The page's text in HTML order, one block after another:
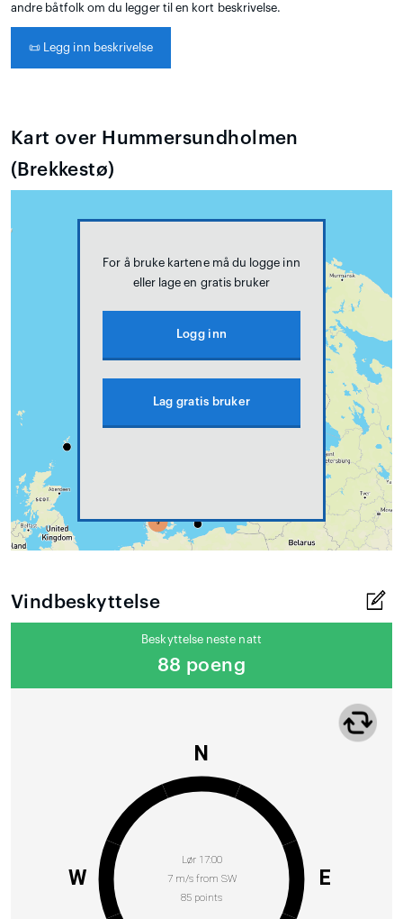
andre båtfolk om du legger til en kort beskrivelse.
📜 Legg inn beskrivelse
Kart over Hummersundholmen
(Brekkestø)
For å bruke kartene må du logge inn
eller lage en gratis bruker
Logg inn
Lag gratis bruker
Vindbeskyttelse
Beskyttelse neste natt
88 poeng
Lør 17:00
7 m/s from SW
85 points
N
E
W